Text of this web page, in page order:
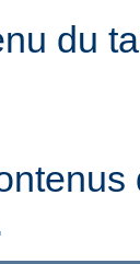
du